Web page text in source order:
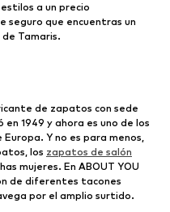
a un precio
seguro que encuentras un
Tamaris.
de zapatos con sede
en 1949 y ahora es uno de los
Y no es para menos,
los zapatos de salón
mujeres. En ABOUT YOU
de diferentes tacones
por el amplio surtido.